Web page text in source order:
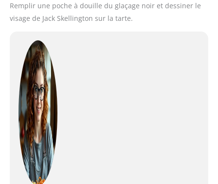
Remplir une poche à douille du glaçage noir et dessiner le
visage de Jack Skellington sur la tarte.